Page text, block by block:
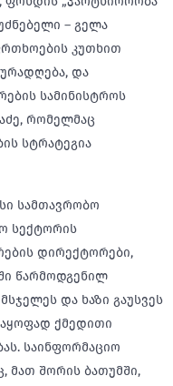
– გელა
კუთხით
და
სამინისტროს
რომელმაც
სტრატეგია
სამთავრობო
სექტორის
დირექტორები,
წარმოდგენილ
და ხაზი გაუსვეს
ქმედითი
საინფორმაციო
მათ შორის ბათუმში,